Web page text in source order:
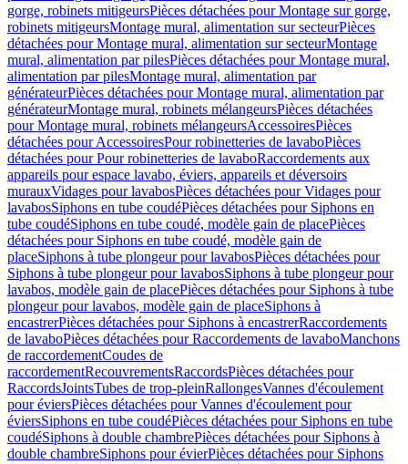
gorge, robinets mitigeursPièces détachées pour Montage sur gorge,
robinets mitigeursMontage mural, alimentation sur secteurPièces
détachées pour Montage mural, alimentation sur secteurMontage
mural, alimentation par pilesPièces détachées pour Montage mural,
alimentation par pilesMontage mural, alimentation par
générateurPièces détachées pour Montage mural, alimentation par
générateurMontage mural, robinets mélangeursPièces détachées
pour Montage mural, robinets mélangeursAccessoiresPièces
détachées pour AccessoiresPour robinetteries de lavaboPièces
détachées pour Pour robinetteries de lavaboRaccordements aux
appareils pour espace lavabo, éviers, appareils et déversoirs
murauxVidages pour lavabosPièces détachées pour Vidages pour
lavabosSiphons en tube coudéPièces détachées pour Siphons en
tube coudéSiphons en tube coudé, modèle gain de placePièces
détachées pour Siphons en tube coudé, modèle gain de
placeSiphons à tube plongeur pour lavabosPièces détachées pour
Siphons à tube plongeur pour lavabosSiphons à tube plongeur pour
lavabos, modèle gain de placePièces détachées pour Siphons à tube
plongeur pour lavabos, modèle gain de placeSiphons à
encastrerPièces détachées pour Siphons à encastrerRaccordements
de lavaboPièces détachées pour Raccordements de lavaboManchons
de raccordementCoudes de
raccordementRecouvrementsRaccordsPièces détachées pour
RaccordsJointsTubes de trop-pleinRallongesVannes d'écoulement
pour éviersPièces détachées pour Vannes d'écoulement pour
éviersSiphons en tube coudéPièces détachées pour Siphons en tube
coudéSiphons à double chambrePièces détachées pour Siphons à
double chambreSiphons pour évierPièces détachées pour Siphons